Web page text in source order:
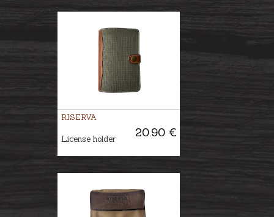
RISERVA
20.90 €
License holder